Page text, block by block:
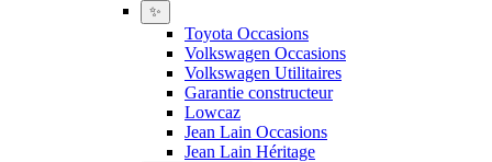
✨
Toyota Occasions
Volkswagen Occasions
Volkswagen Utilitaires
Garantie constructeur
Lowcaz
Jean Lain Occasions
Jean Lain Héritage